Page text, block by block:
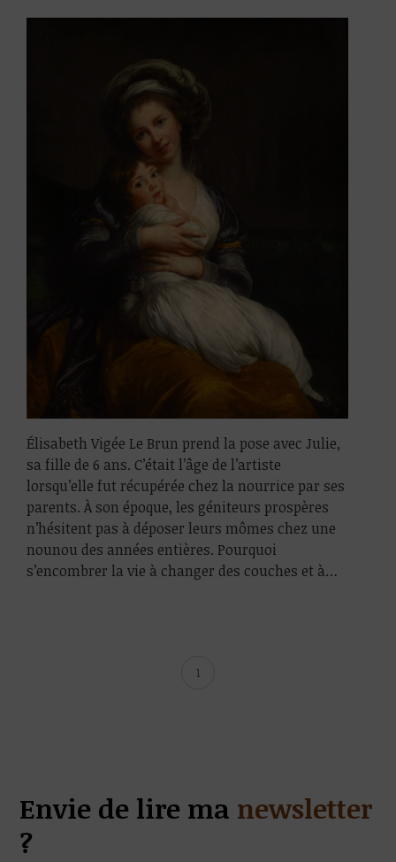
Élisabeth Vigée Le Brun prend la pose avec Julie,
sa fille de 6 ans. C’était l’âge de l’artiste
lorsqu’elle fut récupérée chez la nourrice par ses
parents. À son époque, les géniteurs prospères
n’hésitent pas à déposer leurs mômes chez une
nounou des années entières. Pourquoi
s’encombrer la vie à changer des couches et à…
1
Envie de lire ma newsletter
?